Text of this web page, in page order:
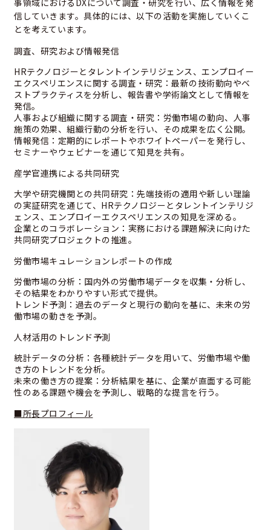
信していきます。具体的には、以下の活動を実施していくこ
とを考えています。
調査、研究および情報発信
HRテクノロジーとタレントインテリジェンス、エンプロイー
エクスペリエンスに関する調査・研究：最新の技術動向やベ
ストプラクティスを分析し、報告書や学術論文として情報を
発信。
人事および組織に関する調査・研究：労働市場の動向、人事
施策の効果、組織行動の分析を行い、その成果を広く公開。
情報発信：定期的にレポートやホワイトペーパーを発行し、
セミナーやウェビナーを通じて知見を共有。
産学官連携による共同研究
大学や研究機関との共同研究：先端技術の適用や新しい理論
の実証研究を通じて、HRテクノロジーとタレントインテリジ
ェンス、エンプロイーエクスペリエンスの知見を深める。
企業とのコラボレーション：実務における課題解決に向けた
共同研究プロジェクトの推進。
労働市場キュレーションレポートの作成
労働市場の分析：国内外の労働市場データを収集・分析し、
その結果をわかりやすい形式で提供。
トレンド予測：過去のデータと現行の動向を基に、未来の労
働市場の動きを予測。
人材活用のトレンド予測
統計データの分析：各種統計データを用いて、労働市場や働
き方のトレンドを分析。
未来の働き方の提案：分析結果を基に、企業が直面する可能
性のある課題や機会を予測し、戦略的な提言を行う。
■所長プロフィール